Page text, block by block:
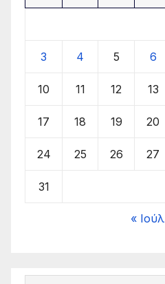
3 4 5 6
10 11 12 13
17 18 19 20
24 25 26 27
31
« Ιούλ